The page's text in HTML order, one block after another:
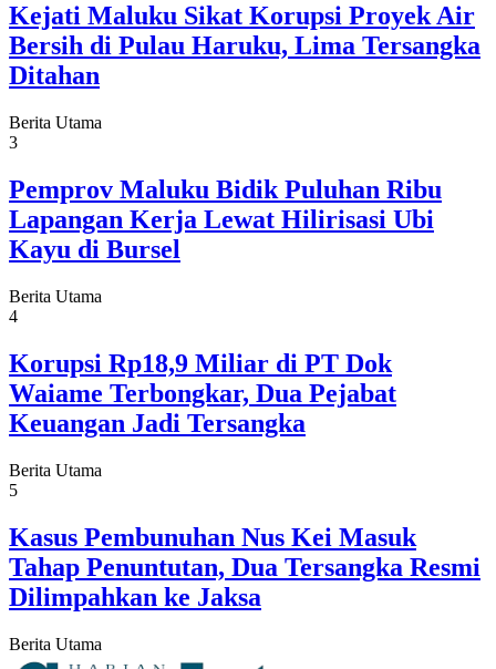
Kejati Maluku Sikat Korupsi Proyek Air
Bersih di Pulau Haruku, Lima Tersangka
Ditahan
Berita Utama
3
Pemprov Maluku Bidik Puluhan Ribu
Lapangan Kerja Lewat Hilirisasi Ubi
Kayu di Bursel
Berita Utama
4
Korupsi Rp18,9 Miliar di PT Dok
Waiame Terbongkar, Dua Pejabat
Keuangan Jadi Tersangka
Berita Utama
5
Kasus Pembunuhan Nus Kei Masuk
Tahap Penuntutan, Dua Tersangka Resmi
Dilimpahkan ke Jaksa
Berita Utama